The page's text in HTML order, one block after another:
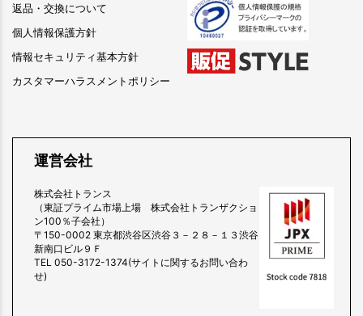
返品・交換について
個人情報保護方針
情報セキュリティ基本方針
カスタマーハラスメントポリシー
運営会社
株式会社トランス
（東証プライム市場上場 株式会社トランザクショ
ン100％子会社）
〒150-0002 東京都渋谷区渋谷３－２８－１３渋谷
新南口ビル９Ｆ
TEL 050-3172-1374(サイトに関するお問い合わ
せ)